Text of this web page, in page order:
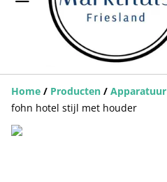
Home / Producten / Apparatuur
fohn hotel stijl met houder